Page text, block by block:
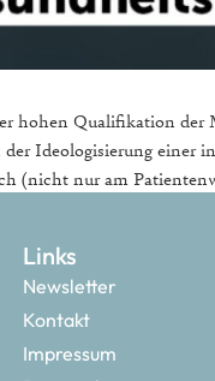
hohen Qualifikation
Ideologisierung einer
(nicht nur am
Links
Newsletter
Kontakt
Impressum